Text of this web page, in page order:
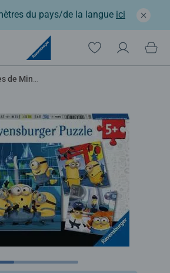
du pays/de la langue ici
de Minions